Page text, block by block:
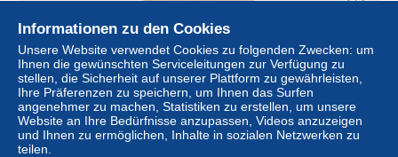
Informationen zu den Cookies
Unsere Website verwendet Cookies zu folgenden Zwecken: um
Ihnen die gewünschten Serviceleitungen zur Verfügung zu
stellen, die Sicherheit auf unserer Plattform zu gewährleisten,
Ihre Präferenzen zu speichern, um Ihnen das Surfen
angenehmer zu machen, Statistiken zu erstellen, um unsere
Website an Ihre Bedürfnisse anzupassen, Videos anzuzeigen
und Ihnen zu ermöglichen, Inhalte in sozialen Netzwerken zu
teilen.